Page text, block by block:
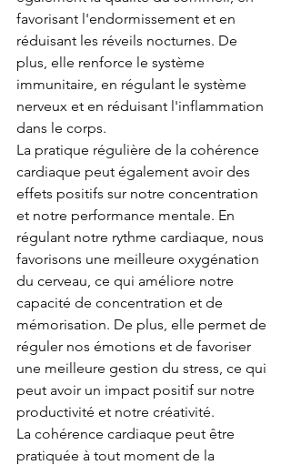
favorisant l'endormissement et en
réduisant les réveils nocturnes. De
plus, elle renforce le système
immunitaire, en régulant le système
nerveux et en réduisant l'inflammation
dans le corps.
La pratique régulière de la cohérence
cardiaque peut également avoir des
effets positifs sur notre concentration
et notre performance mentale. En
régulant notre rythme cardiaque, nous
favorisons une meilleure oxygénation
du cerveau, ce qui améliore notre
capacité de concentration et de
mémorisation. De plus, elle permet de
réguler nos émotions et de favoriser
une meilleure gestion du stress, ce qui
peut avoir un impact positif sur notre
productivité et notre créativité.
La cohérence cardiaque peut être
pratiquée à tout moment de la